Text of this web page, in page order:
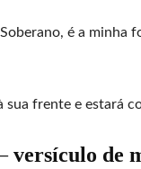
é a minha
sua frente e estará
versículo de